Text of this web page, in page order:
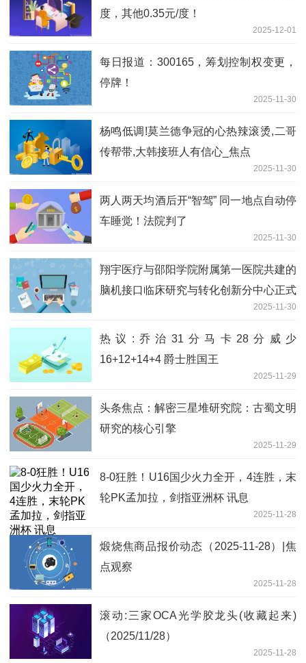
度，其他0.35元/度！
2025-12-01
每日报道：300165，筹划控制权变更，
停牌！
2025-11-30
杨鸣低调!莫兰德争冠的心热辣滚烫,二哥
传帮带,大韩接班人有信心_焦点
2025-11-30
两人两天均酒后开“智驾” 同一地点自动停
车睡觉！法院判了
2025-11-30
翔宇医疗与邵阳学院附属第一医院共建的
脑机接口临床研究与转化创新分中心正式
2025-11-30
热议:乔治31分马卡28分威少
16+12+14+4 爵士胜国王
2025-11-29
头条焦点：解密三星堆研究院：古蜀文明
研究的核心引擎
2025-11-29
8-0狂胜！U16国少火力全开，4连胜，末
轮PK孟加拉，剑指亚洲杯 讯息
2025-11-28
煅烧焦商品报价动态（2025-11-28）|焦
点观察
2025-11-28
滚动:三家OCA光学胶龙头(收藏起来)
（2025/11/28）
2025-11-28